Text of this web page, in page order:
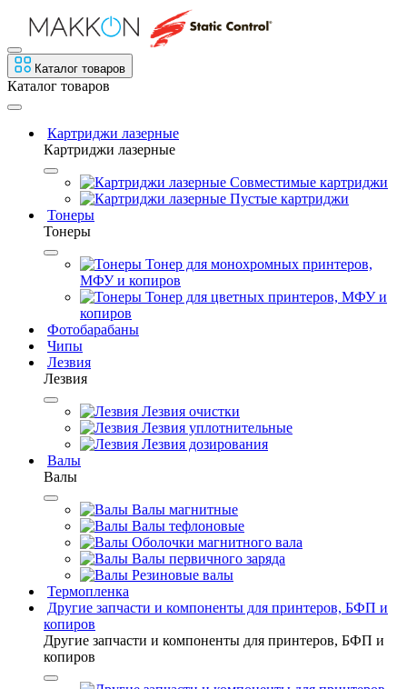
Каталог товаров
Каталог товаров
Картриджи лазерные
Картриджи лазерные
Совместимые картриджи
Пустые картриджи
Тонеры
Тонеры
Тонер для монохромных принтеров,
МФУ и копиров
Тонер для цветных принтеров, МФУ и
копиров
Фотобарабаны
Чипы
Лезвия
Лезвия
Лезвия очистки
Лезвия уплотнительные
Лезвия дозирования
Валы
Валы
Валы магнитные
Валы тефлоновые
Оболочки магнитного вала
Валы первичного заряда
Резиновые валы
Термопленка
Другие запчасти и компоненты для принтеров, БФП и
копиров
Другие запчасти и компоненты для принтеров, БФП и
копиров